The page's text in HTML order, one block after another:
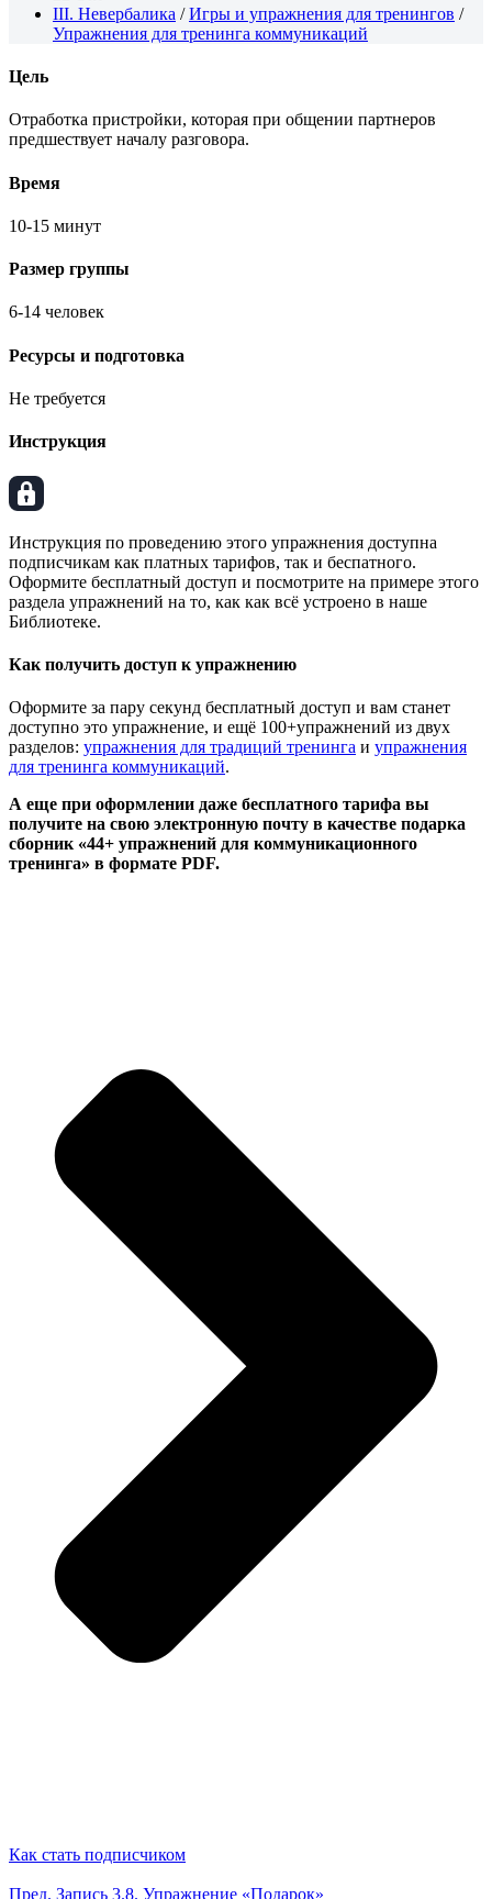
III. Невербалика /Игры и упражнения для тренингов /
Упражнения для тренинга коммуникаций
Цель
Отработка пристройки, которая при общении партнеров
предшествует началу разговора.
Время
10-15 минут
Размер группы
6-14 человек
Ресурсы и подготовка
Не требуется
Инструкция
Инструкция по проведению этого упражнения доступна
подписчикам как платных тарифов, так и беспатного.
Оформите бесплатный доступ и посмотрите на примере этого
раздела упражнений на то, как как всё устроено в наше
Библиотеке.
Как получить доступ к упражнению
Оформите за пару секунд бесплатный доступ и вам станет
доступно это упражнение, и ещё 100+упражнений из двух
разделов: упражнения для традиций тренинга и упражнения
для тренинга коммуникаций.
А еще при оформлении даже бесплатного тарифа вы
получите на свою электронную почту в качестве подарка
сборник «44+ упражнений для коммуникационного
тренинга» в формате PDF.
Как стать подписчиком
Пред. Запись 3.8. Упражнение «Подарок»